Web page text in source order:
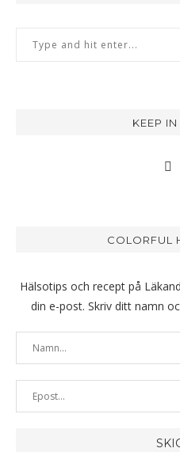
KEEP
COLORFUL
Hälsotips och recept på
din e-post. Skriv ditt namn